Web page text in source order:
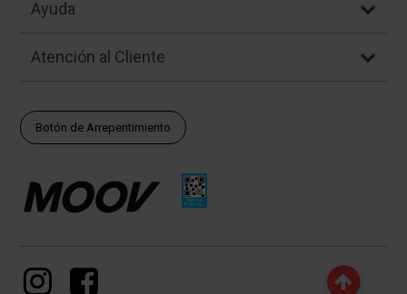
Ayuda
Atención al Cliente
Botón de Arrepentimiento